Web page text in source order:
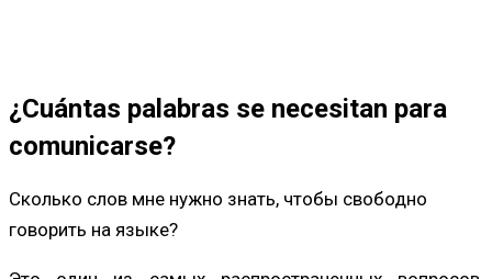
¿Cuántas palabras se necesitan para
comunicarse?
Сколько слов мне нужно знать, чтобы свободно
говорить на языке?